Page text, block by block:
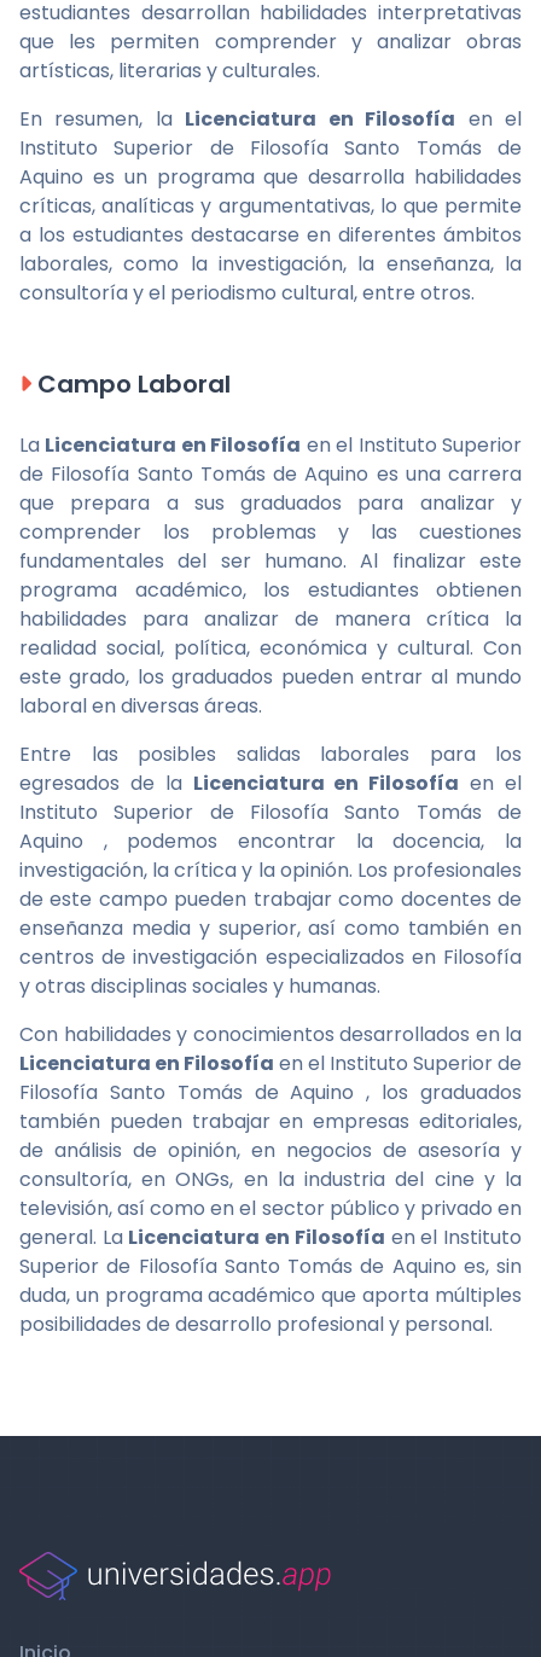
estudiantes desarrollan habilidades interpretativas
que les permiten comprender y analizar obras
artísticas, literarias y culturales.
En resumen, la Licenciatura en Filosofía en el
Instituto Superior de Filosofía Santo Tomás de
Aquino es un programa que desarrolla habilidades
críticas, analíticas y argumentativas, lo que permite
a los estudiantes destacarse en diferentes ámbitos
laborales, como la investigación, la enseñanza, la
consultoría y el periodismo cultural, entre otros.
Campo Laboral
La Licenciatura en Filosofía en el Instituto Superior
de Filosofía Santo Tomás de Aquino es una carrera
que prepara a sus graduados para analizar y
comprender los problemas y las cuestiones
fundamentales del ser humano. Al finalizar este
programa académico, los estudiantes obtienen
habilidades para analizar de manera crítica la
realidad social, política, económica y cultural. Con
este grado, los graduados pueden entrar al mundo
laboral en diversas áreas.
Entre las posibles salidas laborales para los
egresados de la Licenciatura en Filosofía en el
Instituto Superior de Filosofía Santo Tomás de
Aquino , podemos encontrar la docencia, la
investigación, la crítica y la opinión. Los profesionales
de este campo pueden trabajar como docentes de
enseñanza media y superior, así como también en
centros de investigación especializados en Filosofía
y otras disciplinas sociales y humanas.
Con habilidades y conocimientos desarrollados en la
Licenciatura en Filosofía en el Instituto Superior de
Filosofía Santo Tomás de Aquino , los graduados
también pueden trabajar en empresas editoriales,
de análisis de opinión, en negocios de asesoría y
consultoría, en ONGs, en la industria del cine y la
televisión, así como en el sector público y privado en
general. La Licenciatura en Filosofía en el Instituto
Superior de Filosofía Santo Tomás de Aquino es, sin
duda, un programa académico que aporta múltiples
posibilidades de desarrollo profesional y personal.